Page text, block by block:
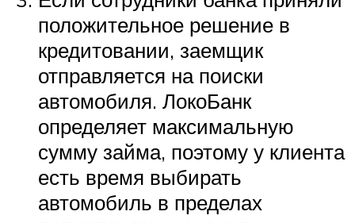
положительное решение в
кредитовании, заемщик
отправляется на поиски
автомобиля. ЛокоБанк
определяет максимальную
сумму займа, поэтому у клиента
есть время выбирать
автомобиль в пределах